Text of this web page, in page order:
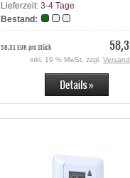
Lieferzeit: 3-4 Tage
Bestand:
58,31 EUR pro Stück
inkl. 19 % MwSt. zzgl.